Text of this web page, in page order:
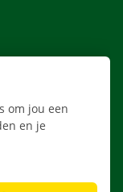
om jou een
en je